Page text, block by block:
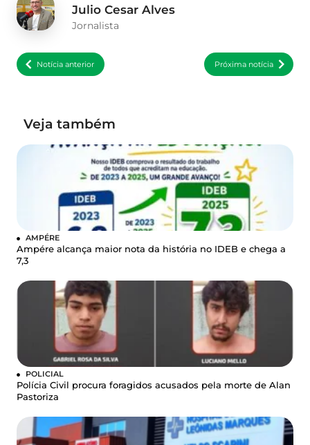
Julio Cesar Alves
Jornalista
Notícia anterior Próxima notícia
Veja também
AMPÉRE
Ampére alcança maior nota da história no IDEB e chega a
7,3
POLICIAL
Polícia Civil procura foragidos acusados pela morte de Alan
Pastoriza